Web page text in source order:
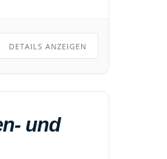
DETAILS ANZEIGEN
und